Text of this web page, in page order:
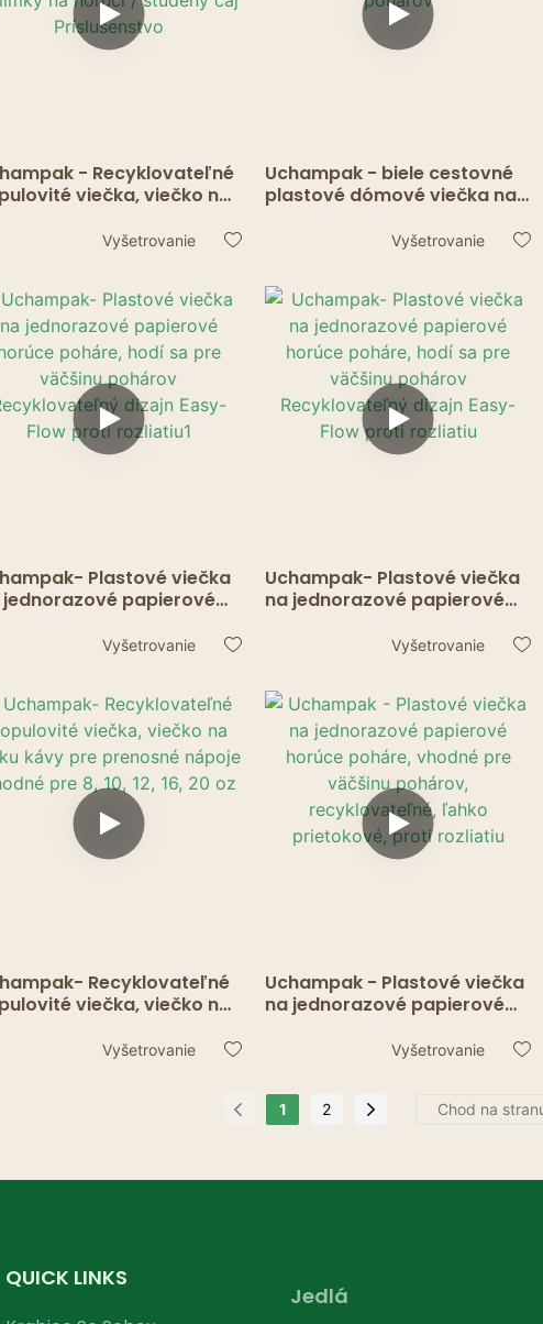
- Recyklovateľné
viečka, viečko na
Jednorazové
čaj Príslušenstvo
Vyšetrovanie
Uchampak - biele cestovné
plastové dómové viečka na
horúce poháre, vhodné pre
Vyšetrovanie
Plastové viečka
jednorazové papierové
pohárov
proti rozliatiu1
Vyšetrovanie
Uchampak- Plastové viečka
na jednorazové papierové
väčšinu pohárov
Flow proti rozliatiu
Vyšetrovanie
Recyklovateľné
viečka, viečko na
Vhodné pre 8, 10, 12,
Vyšetrovanie
Uchampak - Plastové viečka
na jednorazové papierové
väčšinu pohárov,
prietokové, proti rozliatiu
Vyšetrovanie
1 2
QUICK LINKS
Jedlá